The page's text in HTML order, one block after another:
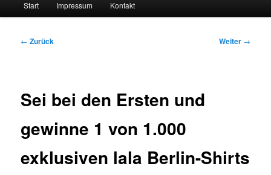
Start Impressum Kontakt
Beitragsnavigation
← Zurück Weiter →
Sei bei den Ersten und
gewinne 1 von 1.000
exklusiven lala Berlin-Shirts